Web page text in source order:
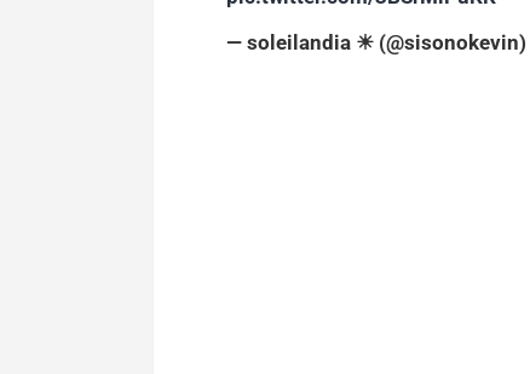
— soleilandia ☀ (@sisonokevin)